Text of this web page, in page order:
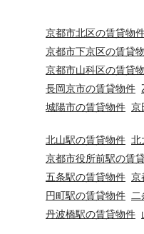
京都市北区の賃貸物
京都市下京区の賃貸
京都市山科区の賃貸
長岡京市の賃貸物件
城陽市の賃貸物件 京
北山駅の賃貸物件 北
京都市役所前駅の賃
五条駅の賃貸物件 京
円町駅の賃貸物件
丹波橋駅の賃貸物件